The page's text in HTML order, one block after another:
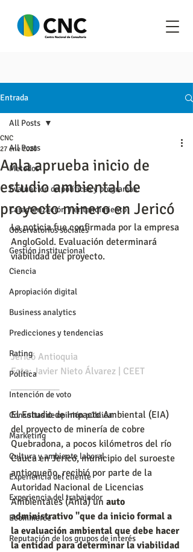
Entrada
All Posts
Metodos
Evaluación de políticas y programas
Caracterización y entendimiento
Observatorios sociales
Gestión institucional
Ciencia
Apropiación digital
Business analytics
Predicciones y tendencias
Rating
Política
Intención de voto
Consultas de opinión pública
Marketing
Cultura y ambiente laboral
Experiencia del cliente
Experiencia del trabajador
Ecommerce
Reputación de los grupos de interés
All Posts
Anla aprueba inicio de
estudio ambiental de
proyecto minero en Jericó
CNC
27 ene 2020
La noticia fue confirmada por la empresa
AngloGold. Evaluación determinará
viabilidad del proyecto.
Jericó Antioquia
Foto: Javier Nieto Álvarez | CEET
El Estudio de Impacto Ambiental (EIA)
del proyecto de minería de cobre
Quebradona, a pocos kilómetros del río
Cauca en Jericó, municipio del suroeste
antioqueño, recibió por parte de la
Autoridad Nacional de Licencias
Ambientales (Anla) un auto
administrativo "que da inicio formal a
la evaluación ambiental que debe hacer
la entidad para determinar la viabilidad